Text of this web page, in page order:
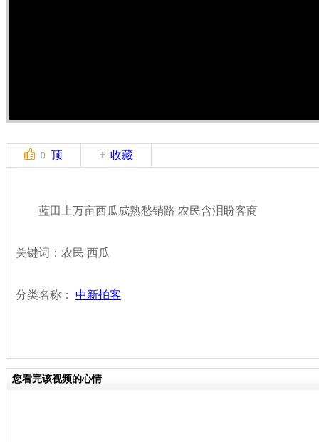
0 顶 收藏
蓝田上万亩西瓜成熟愁销路 农民含泪盼客商
关键词：农民 西瓜
分类名称： 中新拍客
您看完该视频的心情